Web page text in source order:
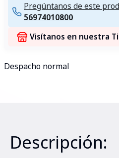
Pregúntanos de este
56974010800
Visítanos en nuestra
Despacho normal
Descripción: